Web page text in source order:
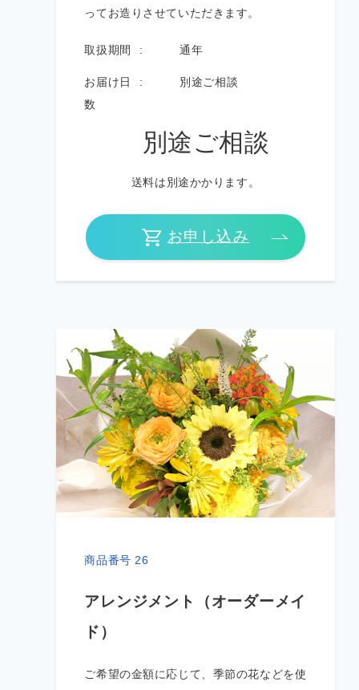
ってお造りさせていただきます。
取扱期間 通年
お届け日
数
別途ご相談
別途ご相談
送料は別途かかります。
お申し込み
商品番号 26
アレンジメント（オーダーメイ
ド）
ご希望の金額に応じて、季節の花などを使